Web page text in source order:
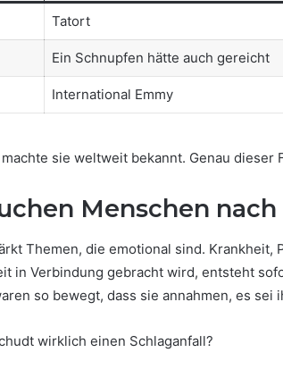
Tatort
Ein Schnupfen hätte auch gereicht
International Emmy
sie weltweit bekannt. Genau
Menschen
Themen, die emotional sind.
in Verbindung gebracht wird, entsteht
so bewegt, dass sie annahmen, es
wirklich einen Schlaganfall?